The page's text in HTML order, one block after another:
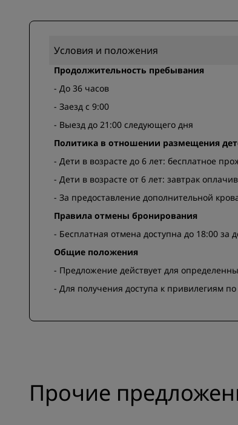
Условия и положения
Продолжительность пребывания
- До 36 часов
- Заезд с 9:00
- Выезд до 21:00 следующего дня
Политика в отношении размещения
- Дети в возрасте до 6 лет: бесплатное
- Дети в возрасте от 6 лет: завтрак
- За предоставление дополнительной
Правила отмены бронирования
- Бесплатная отмена доступна до 18:00 за
Общие положения
- Предложение действует для
- Для получения доступа к привилегиям
Прочие